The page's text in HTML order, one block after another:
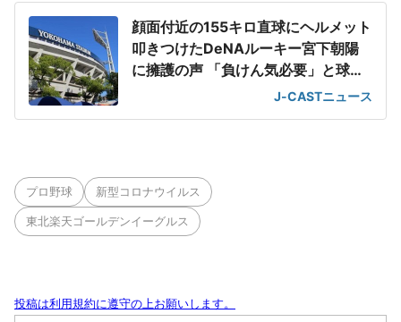
顔面付近の155キロ直球にヘルメット
叩きつけたDeNAルーキー宮下朝陽
に擁護の声 「負けん気必要」と球団
J-CASTニュース
プロ野球 新型コロナウイルス
東北楽天ゴールデンイーグルス